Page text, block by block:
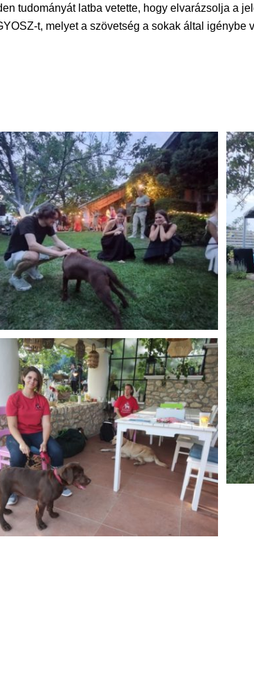
tudományát latba vetette, hogy elvarázsolja a
t, melyet a szövetség a sokak által igénybe